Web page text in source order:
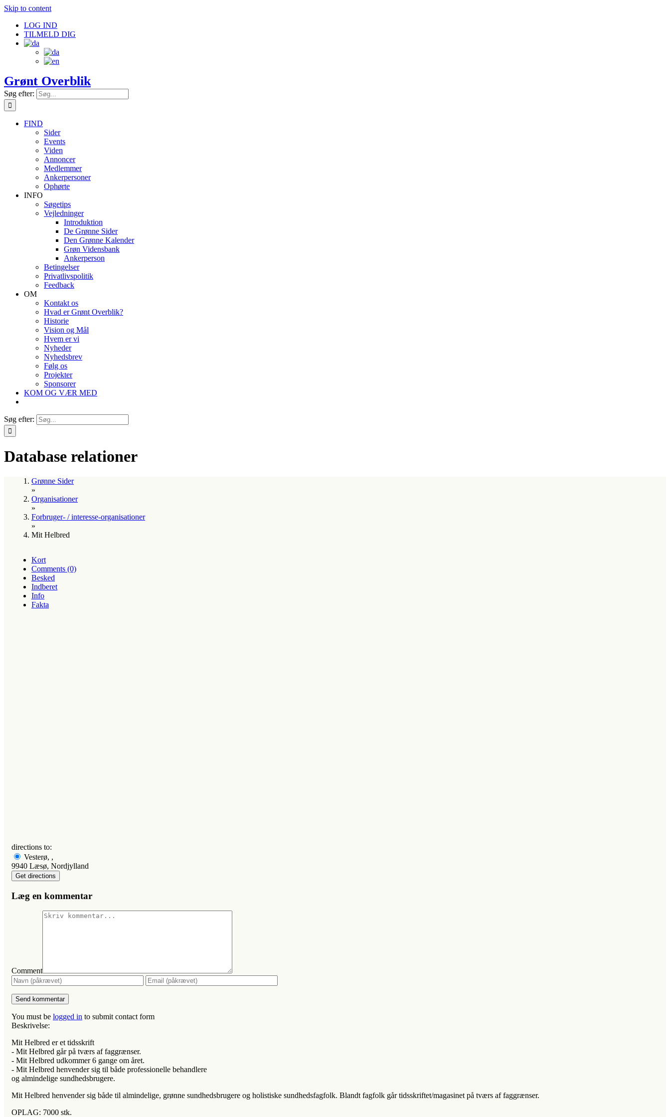
Skip to content
LOG IND
TILMELD DIG
Grønt Overblik
Søg efter:
FIND
Sider
Events
Viden
Annoncer
Medlemmer
Ankerpersoner
Ophørte
INFO
Søgetips
Vejledninger
Introduktion
De Grønne Sider
Den Grønne Kalender
Grøn Vidensbank
Ankerperson
Betingelser
Privatlivspolitik
Feedback
OM
Kontakt os
Hvad er Grønt Overblik?
Historie
Vision og Mål
Hvem er vi
Nyheder
Nyhedsbrev
Følg os
Projekter
Sponsorer
KOM OG VÆR MED
Søg efter:
Database relationer
Grønne Sider
»
Organisationer
»
Forbruger- / interesse-organisationer
»
Mit Helbred
Kort
Comments (0)
Besked
Indberet
Info
Fakta
directions to:
Vesterø, ,
9940 Læsø, Nordjylland
Læg en kommentar
Comment
You must be logged in to submit contact form
Beskrivelse:
Mit Helbred er et tidsskrift
- Mit Helbred går på tværs af faggrænser.
- Mit Helbred udkommer 6 gange om året.
- Mit Helbred henvender sig til både professionelle behandlere
og almindelige sundhedsbrugere.
Mit Helbred henvender sig både til almindelige, grønne sundhedsbrugere og holistiske sundhedsfagfolk. Blandt fagfolk går tidsskriftet/magasinet på tværs af faggrænser.
OPLAG: 7000 stk.